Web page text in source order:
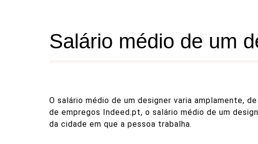
Salário médio de um
O salário médio de um designer varia amplamente,
de empregos Indeed.pt, o salário médio de um
da cidade em que a pessoa trabalha.